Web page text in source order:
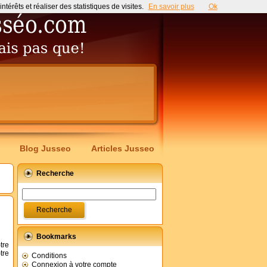
Blog Jusseo Articles Jusseo
Recherche
Bookmarks
Conditions
Connexion à votre compte
et réaliser des statistiques de visites. En savoir plus Ok